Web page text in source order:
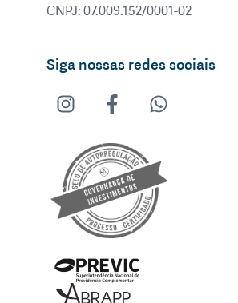
CNPJ: 07.009.152/0001-02
Siga nossas redes sociais